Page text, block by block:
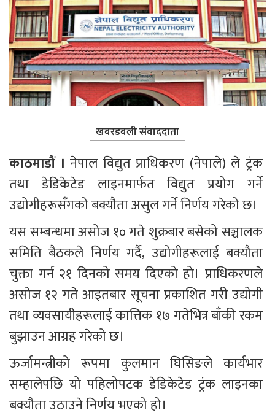
खबरडबली संवाददाता
काठमाडौं । नेपाल विद्युत प्राधिकरण (नेपाले) ले ट्रंक
तथा डेडिकेटेड लाइनमार्फत विद्युत प्रयोग गर्ने
उद्योगीहरूसँगको बक्यौता असुल गर्ने निर्णय गरेको छ।
यस सम्बन्धमा असोज १० गते शुक्रबार बसेको सञ्चालक
समिति बैठकले निर्णय गर्दै, उद्योगीहरूलाई बक्यौता
चुक्ता गर्न २१ दिनको समय दिएको हो। प्राधिकरणले
असोज १२ गते आइतबार सूचना प्रकाशित गरी उद्योगी
तथा व्यवसायीहरूलाई कात्तिक १७ गतेभित्र बाँकी रकम
बुझाउन आग्रह गरेको छ।
ऊर्जामन्त्रीको रूपमा कुलमान घिसिङले कार्यभार
सम्हालेपछि यो पहिलोपटक डेडिकेटेड ट्रंक लाइनका
बक्यौता उठाउने निर्णय भएको हो।